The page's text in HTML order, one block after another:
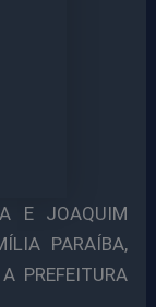
E JOAQUIM
PARAÍBA,
PREFEITURA